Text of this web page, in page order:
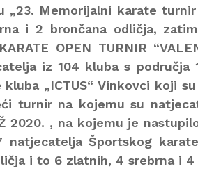
„23. Memorijalni karate
i 2 brončana odličja,
OPEN TURNIR
iz 104 kluba s područja
„ICTUS“ Vinkovci koji
turnir na kojemu su
2020. , na kojemu je
Športskog
i to 6 zlatnih, 4 srebrna i 4